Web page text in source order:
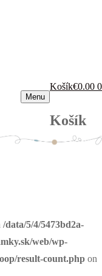
Menu
Košík€0.00 0
Košík
/data/5/4/5473bd2a-
web/wp-
result-count.php on